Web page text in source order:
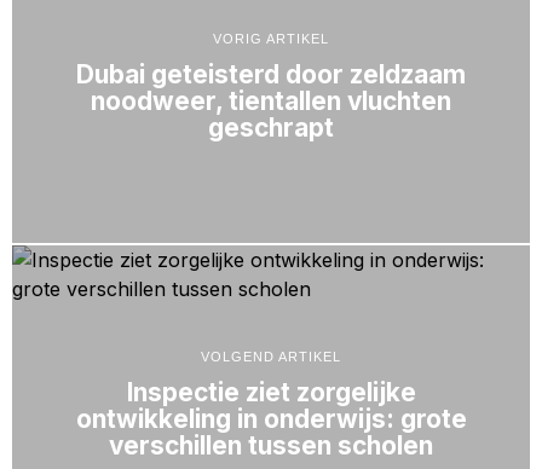
VORIG ARTIKEL
Dubai geteisterd door zeldzaam
noodweer, tientallen vluchten
geschrapt
VOLGEND ARTIKEL
Inspectie ziet zorgelijke
ontwikkeling in onderwijs: grote
verschillen tussen scholen